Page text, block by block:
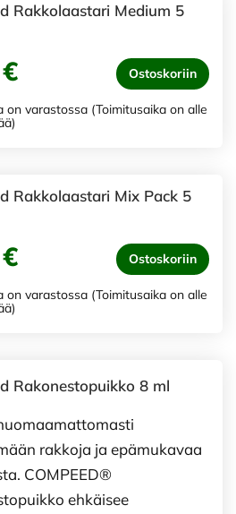
Rakkolaastari Medium 5
Ostoskoriin
on varastossa (Toimitusaika on alle
Rakkolaastari Mix Pack 5
Ostoskoriin
on varastossa (Toimitusaika on alle
Rakonestopuikko 8 ml
rakkoja ja epämukavaa
COMPEED®
ehkäisee